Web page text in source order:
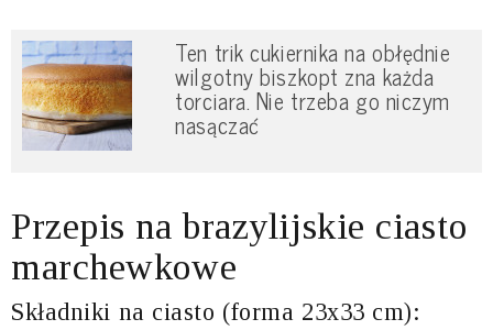
Ten trik cukiernika na obłędnie
wilgotny biszkopt zna każda
torciara. Nie trzeba go niczym
nasączać
Przepis na brazylijskie ciasto
marchewkowe
Składniki na ciasto (forma 23x33 cm):